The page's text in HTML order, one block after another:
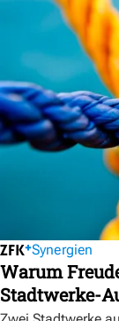
Synergien
Warum
Stadtwerke-